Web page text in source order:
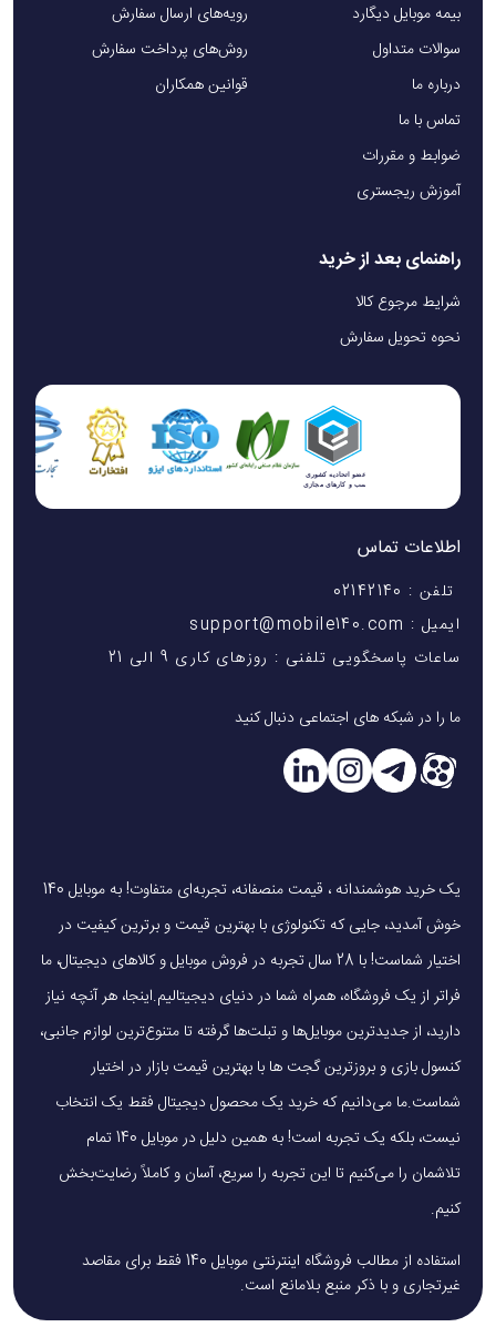
بیمه موبایل دیگارد
سوالات متداول
درباره ما
تماس با ما
ضوابط و مقررات
آموزش ریجستری
رویه‌های ارسال سفارش
روش‌های پرداخت سفارش
قوانین همکاران
راهنمای بعد از خرید
شرایط مرجوع کالا
نحوه تحویل سفارش
اطلاعات تماس
تلفن : 02142140
ایمیل : support@mobile140.com
ساعات پاسخگویی تلفنی : روزهای کاری 9 الی 21
ما را در شبکه های اجتماعی دنبال کنید
یک خرید هوشمندانه ، قیمت منصفانه، تجربه‌ای متفاوت! به موبایل 140
خوش آمدید، جایی که تکنولوژی با بهترین قیمت و برترین کیفیت در
اختیار شماست! با 28 سال تجربه در فروش موبایل و کالاهای دیجیتال، ما
فراتر از یک فروشگاه، همراه شما در دنیای دیجیتالیم.اینجا، هر آنچه نیاز
دارید، از جدیدترین موبایل‌ها و تبلت‌ها گرفته تا متنوع‌ترین لوازم جانبی،
کنسول بازی و بروزترین گجت ها با بهترین قیمت بازار در اختیار
شماست.ما می‌دانیم که خرید یک محصول دیجیتال فقط یک انتخاب
نیست، بلکه یک تجربه است! به همین دلیل در موبایل 140 تمام
تلاشمان را می‌کنیم تا این تجربه را سریع، آسان و کاملاً رضایت‌بخش
کنیم.
استفاده از مطالب فروشگاه اینترنتی موبایل 140 فقط برای مقاصد
غیرتجاری و با ذکر منبع بلامانع است.